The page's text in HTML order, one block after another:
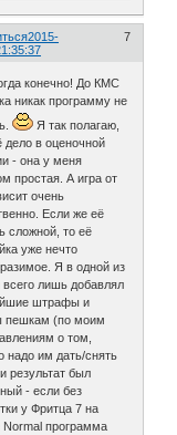
7
2015-
конечно! До КМС
никак программу не
Я так полагаю,
дело в оценочной
- она у меня
простая. А игра от
очень
Если же её
сложной, то её
уже нечто
Я в одной из
всего лишь добавлял
штрафы и
пешкам (по моим
о том,
надо им дать/снять
результат был
- если без
у Фритца 7 на
Normal программа